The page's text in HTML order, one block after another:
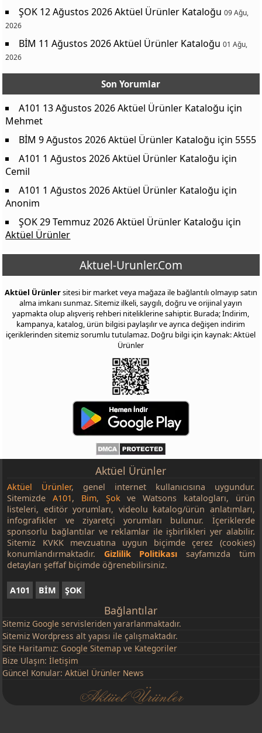
ŞOK 12 Ağustos 2026 Aktüel Ürünler Kataloğu 09 Ağu,
2026
BİM 11 Ağustos 2026 Aktüel Ürünler Kataloğu 01 Ağu,
2026
Son Yorumlar
A101 13 Ağustos 2026 Aktüel Ürünler Kataloğu için
Mehmet
BİM 9 Ağustos 2026 Aktüel Ürünler Kataloğu için 5555
A101 1 Ağustos 2026 Aktüel Ürünler Kataloğu için
Cemil
A101 1 Ağustos 2026 Aktüel Ürünler Kataloğu için
Anonim
ŞOK 29 Temmuz 2026 Aktüel Ürünler Kataloğu için
Aktüel Ürünler
Aktuel-Urunler.Com
Aktüel Ürünlersitesi bir market veya mağaza ile bağlantılı olmayıp satın
alma imkanı sunmaz. Sitemiz ilkeli, saygılı, doğru ve orijinal yayın
yapmakta olup alışveriş rehberi niteliklerine sahiptir. Burada; İndirim,
kampanya, katalog, ürün bilgisi paylaşılır ve ayrıca değişen indirim
içeriklerinden sitemiz sorumlu tutulamaz. Doğru bilgi için kaynak: Aktüel
Ürünler
Aktüel Ürünler
Aktüel Ürünler, genel internet kullanıcısına uygundur.
SitemizdeA101, Bim, Şokve Watsons katalogları, ürün
listeleri, editör yorumları, videolu katalog/ürün anlatımları,
infografikler ve ziyaretçi yorumları bulunur. İçeriklerde
sponsorlu bağlantılar ve reklamlar ile işbirlikleri yer alabilir.
Sitemiz KVKK mevzuatına uygun biçimde çerez (cookies)
konumlandırmaktadır. Gizlilik Politikası sayfamızda tüm
detayları şeffaf biçimde öğrenebilirsiniz.
A101 BİM ŞOK
Bağlantılar
Sitemiz Google servisleriden yararlanmaktadır.
Sitemiz Wordpress alt yapısı ile çalışmaktadır.
Site Haritamız: Google Sitemap ve Kategoriler
Bize Ulaşın:İletişim
Güncel Konular:Aktüel Ürünler News